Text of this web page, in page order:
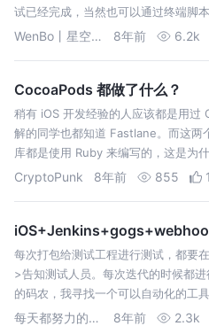
试已经完成，当然也可以通过终端脚
究研究。 好了，到这里，fir.im平台上
WenBo丨星空灬 8年前 6.2k
CocoaPods 都做了什么？
稍有 iOS 开发经验的人应该都是用过
解的同学也都知道 Fastlane。而这两
库都是使用 Ruby 来编写的，这是为
CryptoPunk 8年前 855
每次打包给测试工程进行测试，都要
>告知测试人员。每次迭代的时候都
的码农，我寻找一个可以自动化的工
了。 Jenkins需要依赖java，需要需
每天都努力的cjy 8年前 2.3k